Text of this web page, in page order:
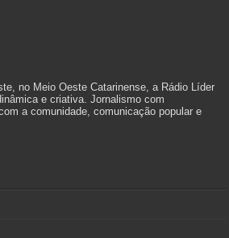
no Meio Oeste Catarinense, a Rádio Líder
e criativa. Jornalismo com
a comunidade, comunicação popular e